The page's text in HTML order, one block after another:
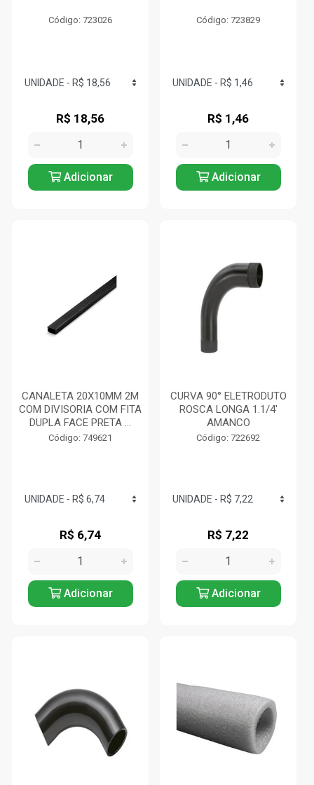
Código: 723026
R$ 18,56
Adicionar
Código: 723829
R$ 1,46
Adicionar
CANALETA 20X10MM 2M
COM DIVISORIA COM FITA
DUPLA FACE PRETA ...
Código: 749621
R$ 6,74
Adicionar
CURVA 90° ELETRODUTO
ROSCA LONGA 1.1/4'
AMANCO
Código: 722692
R$ 7,22
Adicionar